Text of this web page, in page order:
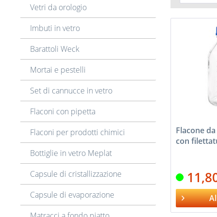
Vetri da orologio
Imbuti in vetro
Barattoli Weck
Mortai e pestelli
Set di cannucce in vetro
Flaconi con pipetta
Flaconi per prodotti chimici
Bottiglie in vetro Meplat
Capsule di cristallizzazione
Capsule di evaporazione
176
259
371
587
<1 g
3,8
4,4
26
138
176
Flacone
con